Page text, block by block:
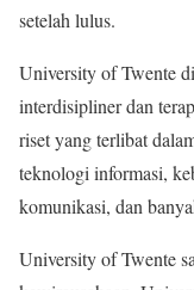
setelah lulus.
University of Twente
interdisipliner dan
riset yang terlibat
teknologi informasi,
komunikasi, dan
University of Twente